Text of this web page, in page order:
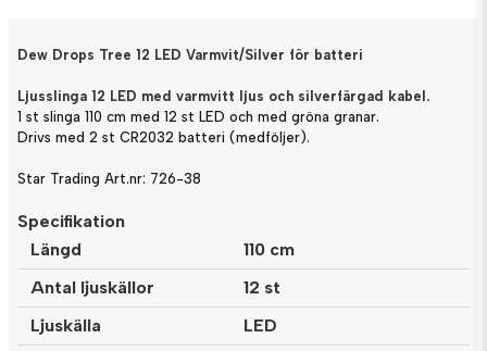
Dew Drops Tree 12 LED Varmvit/Silver för batteri
Ljusslinga 12 LED med varmvitt ljus och silverfärgad kabel.
1 st slinga 110 cm med 12 st LED och med gröna granar.
Drivs med 2 st CR2032 batteri (medföljer).
Star Trading Art.nr: 726-38
Specifikation
Längd
110 cm
Antal ljuskällor
12 st
Ljuskälla
LED